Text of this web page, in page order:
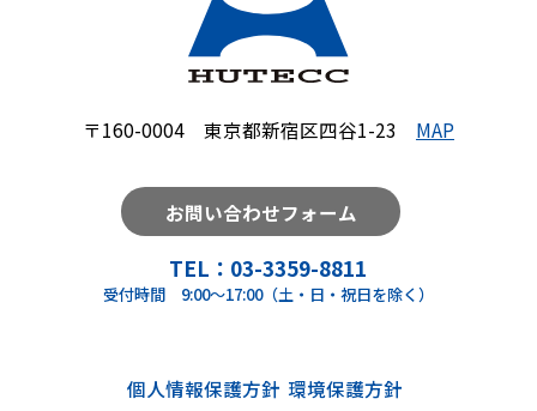
〒160-0004 東京都新宿区四谷1-23 MAP
お問い合わせフォーム
TEL： 03-3359-8811
受付時間 9:00～17:00（土・日・祝日を除く）
個人情報保護方針 環境保護⽅針